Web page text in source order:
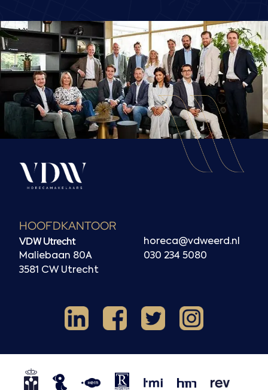
HOOFDKANTOOR
VDW Utrecht
Maliebaan 80A
3581 CW Utrecht
horeca@vdweerd.nl
030 234 5080
LinkedInFacebook
X Instagram
NVM
Horecaspot
Kern
NRVT
TMI HMN REV